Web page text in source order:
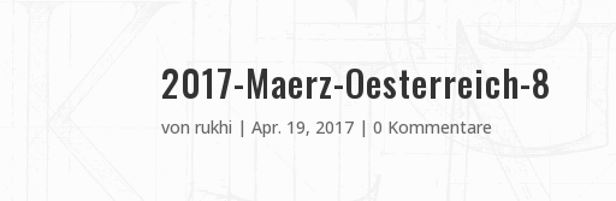
2017-Maerz-Oesterreich-8
vonrukhi |Apr. 19, 2017 |0 Kommentare